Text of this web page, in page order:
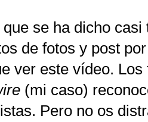
se ha dicho
de fotos y post
ver este vídeo.
(mi caso)
Pero no os